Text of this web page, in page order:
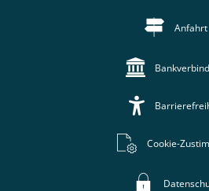
Anfahrt
Cookie-